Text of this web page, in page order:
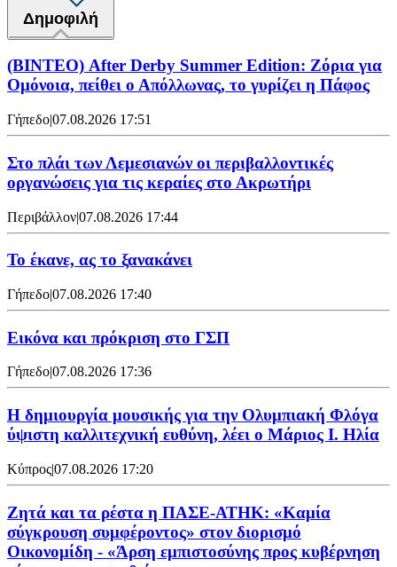
Δημοφιλή
(ΒΙΝΤΕΟ) After Derby Summer Edition: Ζόρια για
Ομόνοια, πείθει ο Απόλλωνας, το γυρίζει η Πάφος
Γήπεδο|07.08.2026 17:51
Στο πλάι των Λεμεσιανών οι περιβαλλοντικές
οργανώσεις για τις κεραίες στο Ακρωτήρι
Περιβάλλον|07.08.2026 17:44
Το έκανε, ας το ξανακάνει
Γήπεδο|07.08.2026 17:40
Εικόνα και πρόκριση στο ΓΣΠ
Γήπεδο07.08.2026 17:36
Η δημιουργία μουσικής για την Ολυμπιακή Φλόγα
ύψιστη καλλιτεχνική ευθύνη, λέει ο Μάριος Ι. Ηλία
Κύπρος|07.08.2026 17:20
Ζητά και τα ρέστα η ΠΑΣΕ-ΑΤΗΚ: «Καμία
σύγκρουση συμφέροντος» στον διορισμό
Οικονομίδη - «Άρση εμπιστοσύνης προς κυβέρνηση